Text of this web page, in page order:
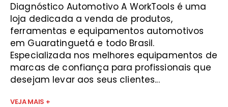
Diagnóstico Automotivo A WorkTools é uma
loja dedicada a venda de produtos,
ferramentas e equipamentos automotivos
em Guaratinguetá e todo Brasil.
Especializada nos melhores equipamentos de
marcas de confiança para profissionais que
desejam levar aos seus clientes...
VEJA MAIS +